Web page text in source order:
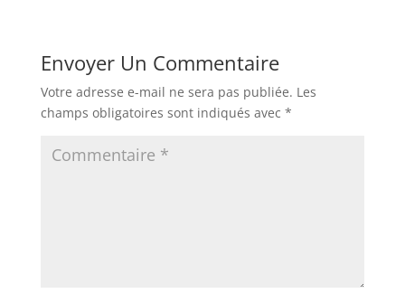
Envoyer Un Commentaire
Votre adresse e-mail ne sera pas publiée. Les
champs obligatoires sont indiqués avec *